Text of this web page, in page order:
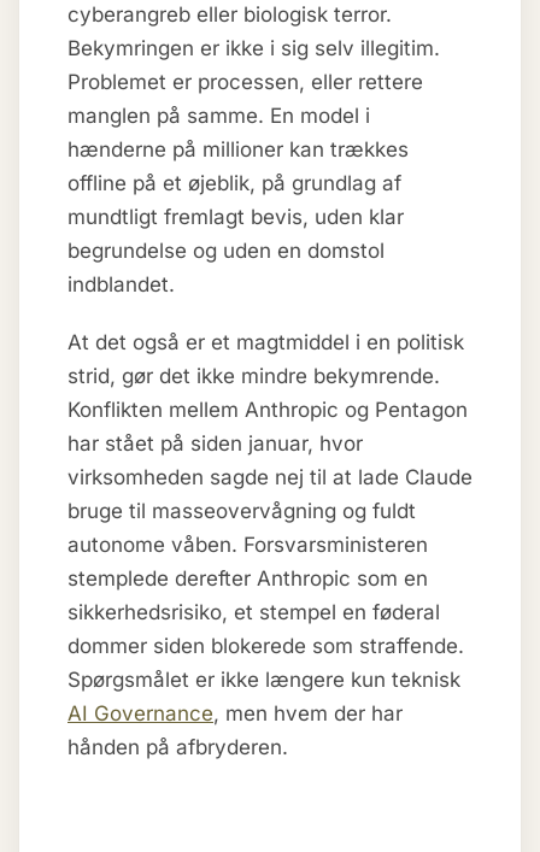
cyberangreb eller biologisk terror.
Bekymringen er ikke i sig selv illegitim.
Problemet er processen, eller rettere
manglen på samme. En model i
hænderne på millioner kan trækkes
offline på et øjeblik, på grundlag af
mundtligt fremlagt bevis, uden klar
begrundelse og uden en domstol
indblandet.
At det også er et magtmiddel i en politisk
strid, gør det ikke mindre bekymrende.
Konflikten mellem Anthropic og Pentagon
har stået på siden januar, hvor
virksomheden sagde nej til at lade Claude
bruge til masseovervågning og fuldt
autonome våben. Forsvarsministeren
stemplede derefter Anthropic som en
sikkerhedsrisiko, et stempel en føderal
dommer siden blokerede som straffende.
Spørgsmålet er ikke længere kun teknisk
AI Governance, men hvem der har
hånden på afbryderen.